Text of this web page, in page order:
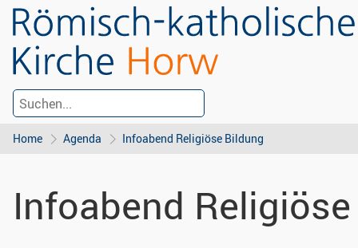
Home Agenda Infoabend Religiöse Bildung
Infoabend